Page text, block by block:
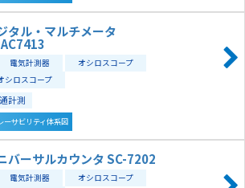
タル・マルチメータ
電気計測器
オシロスコープ
シロスコープ
計測
ーサビリティ体系図
バーサルカウンタ SC-7202
電気計測器
オシロスコープ